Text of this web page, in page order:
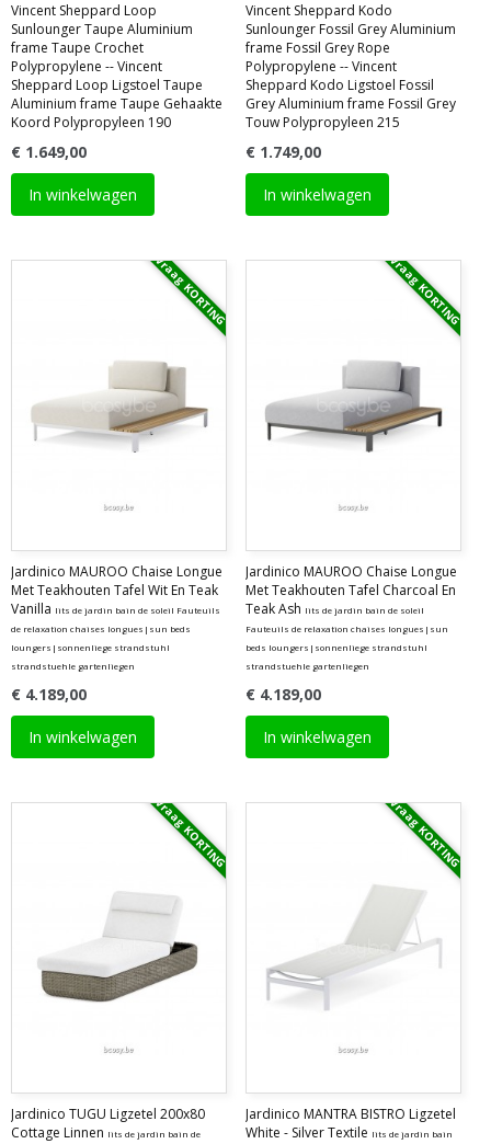
Vincent Sheppard Loop
Sunlounger Taupe Aluminium
frame Taupe Crochet
Polypropylene -- Vincent
Sheppard Loop Ligstoel Taupe
Aluminium frame Taupe Gehaakte
Koord Polypropyleen 190
€ 1.649,00
In winkelwagen
Vincent Sheppard Kodo
Sunlounger Fossil Grey Aluminium
frame Fossil Grey Rope
Polypropylene -- Vincent
Sheppard Kodo Ligstoel Fossil
Grey Aluminium frame Fossil Grey
Touw Polypropyleen 215
€ 1.749,00
In winkelwagen
Vraag KORTING
Jardinico MAUROO Chaise Longue
Met Teakhouten Tafel Wit En Teak
Vanilla lits de jardin bain de soleil Fauteuils
de relaxation chaises longues|sun beds
loungers|sonnenliege strandstuhl
strandstuehle gartenliegen
€ 4.189,00
In winkelwagen
Vraag KORTING
Jardinico MAUROO Chaise Longue
Met Teakhouten Tafel Charcoal En
Teak Ash lits de jardin bain de soleil
Fauteuils de relaxation chaises longues|sun
beds loungers|sonnenliege strandstuhl
strandstuehle gartenliegen
€ 4.189,00
In winkelwagen
Vraag KORTING
Jardinico TUGU Ligzetel 200x80
Cottage Linnen lits de jardin bain de
Vraag KORTING
Jardinico MANTRA BISTRO Ligzetel
White - Silver Textile lits de jardin bain